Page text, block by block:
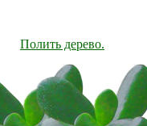
Полить дерево.